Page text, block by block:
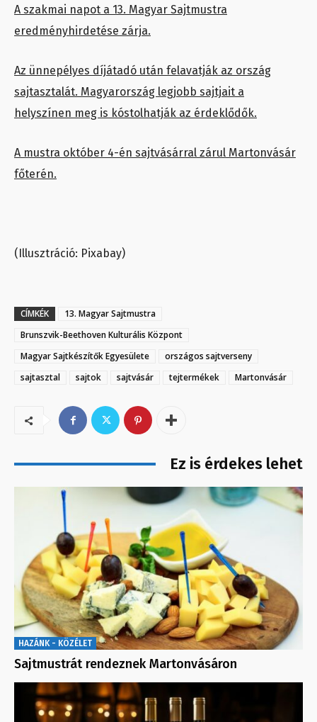
A szakmai napot a 13. Magyar Sajtmustra
eredményhirdetése zárja.
Az ünnepélyes díjátadó után felavatják az ország
sajtasztalát. Magyarország legjobb sajtjait a
helyszínen meg is kóstolhatják az érdeklődők.
A mustra október 4-én sajtvásárral zárul Martonvásár
főterén.
(Illusztráció: Pixabay)
CÍMKÉK
13. Magyar Sajtmustra
Brunszvik-Beethoven Kulturális Központ
Magyar Sajtkészítők Egyesülete
országos sajtverseny
sajtasztal
sajtok sajtvásár tejtermékek Martonvásár
Ez is érdekes lehet
HAZÁNK - KÖZÉLET
Sajtmustrát rendeznek Martonvásáron